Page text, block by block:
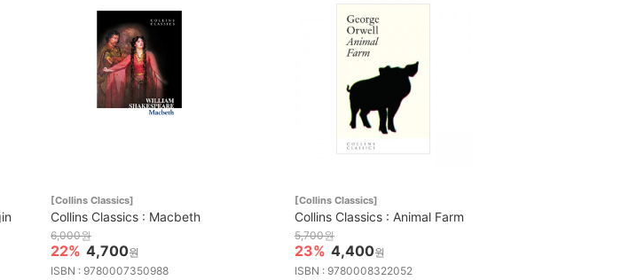
[Collins Classics]
Collins Classics : Macbeth
6,000원
22% 4,700원
ISBN : 9780007350988
[Collins Classics]
Collins Classics : Animal Farm
5,700원
23% 4,400원
ISBN : 9780008322052